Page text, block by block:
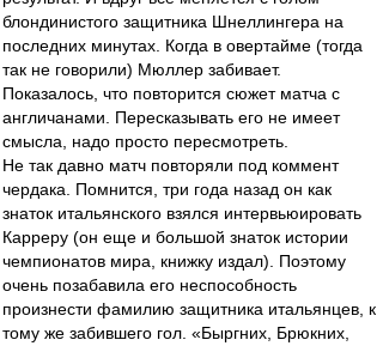
блондинистого защитника Шнеллингера на
последних минутах. Когда в овертайме (тогда
так не говорили) Мюллер забивает.
Показалось, что повторится сюжет матча с
англичанами. Пересказывать его не имеет
смысла, надо просто пересмотреть.
Не так давно матч повторяли под коммент
чердака. Помнится, три года назад он как
знаток итальянского взялся интервьюировать
Карреру (он еще и большой знаток истории
чемпионатов мира, книжку издал). Поэтому
очень позабавила его неспособность
произнести фамилию защитника итальянцев, к
тому же забившего гол. «Быргних, Брюкних,